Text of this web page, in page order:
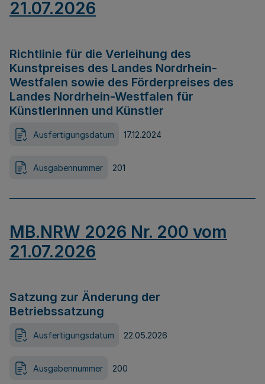
21.07.2026
Richtlinie für die Verleihung des
Kunstpreises des Landes Nordrhein-
Westfalen sowie des Förderpreises des
Landes Nordrhein-Westfalen für
Künstlerinnen und Künstler
Ausfertigungsdatum 17.12.2024
Ausgabennummer 201
MB.NRW 2026 Nr. 200 vom
21.07.2026
Satzung zur Änderung der
Betriebssatzung
Ausfertigungsdatum 22.05.2026
Ausgabennummer 200